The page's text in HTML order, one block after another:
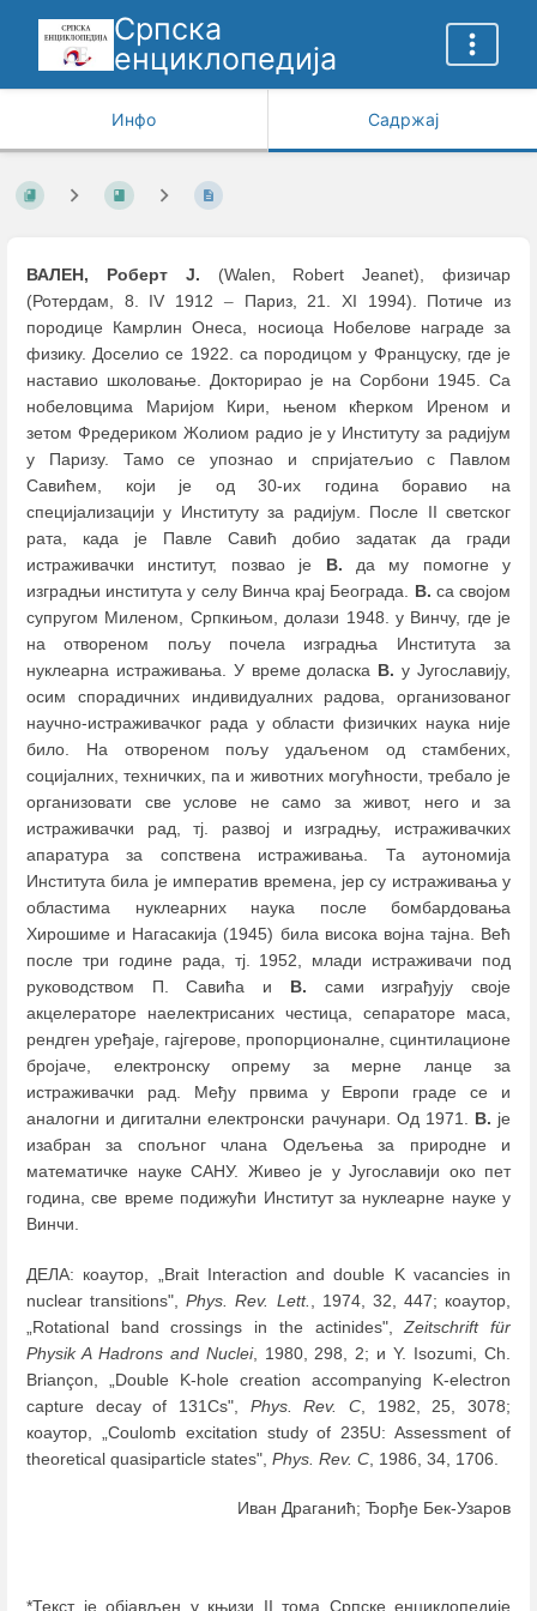
Српска
енциклопедија
Инфо Садржај
ВАЛЕН, Роберт Ј. (Walen, Robert Jеanet), физичар
(Ротердам, 8. IV 1912 –Париз, 21. XI 1994). Потиче из
породице Камрлин Онеса, носиоца Нобелове награде за
физику. Доселио се 1922. са породицом у Фрaнцуску, где је
наставио школовање. Докторирао је на Сорбони 1945. Са
нобеловцима Маријом Кири, њеном кћерком Иреном и
зетом Фредериком Жолиом радио је у Институту за радијум
у Паризу. Тамо се упознао и спријатељио с Павлом
Савићем, који је од 30-их година боравио на
специјализацији у Институту за радијум. После II светског
рата, када је Павле Савић добио задатак да гради
истраживачки институт, позвао је В. да му помогне у
изградњи института у селу Винча крај Београда. В. са својом
супругом Миленом, Српкињом, долази 1948. у Винчу, где је
на отвореном пољу почела изградња Института за
нуклеарна истраживања. У време доласка В. у Југославију,
осим спорадичних индивидуалних радова, организованог
научно-истраживачког рада у области физичких наука није
било. На отвореном пољу удаљеном од стамбених,
социјалних, техничких, па и животних могућности, требало је
организовати све услове не само за живот, него и за
истраживачки рад, тј. развој и изградњу, истраживачких
апаратура за сопствена истраживања. Та аутономија
Института била је императив времена, јер су истраживања у
областима нуклеарних наука после бомбардовања
Хирошиме и Нагасакиja (1945) била висока војна тајна. Већ
после три године рада, тј. 1952, млади истраживачи под
руководством П. Савића и В. сами изграђују своје
акцелераторе наелектрисаних честица, сепараторе маса,
рендген уређаје, гајгерове, пропорционалне, сцинтилационе
бројаче, електронску опрему за мерне ланце за
истраживачки рад. Међу првима у Европи граде се и
аналогни и дигитални електронски рачунари. Од 1971. В. је
изабран за спољног члана Одељења за природне и
математичке науке САНУ. Живео је у Југославији око пет
година, све време подижући Институт за нуклеарне науке у
Винчи.
ДЕЛА: коаутор, „Brait Interaction and double K vacancies in
nuclear transitions",Phys. Rev. Lett.
, 1974, 32, 447; коаутор,
„Rotational band crossings in the actinides",Zeitschrift für
Physik A Hadrons and Nuclei, 1980, 298, 2; и Y. Isozumi, Ch.
Briançon, „Double K-hole creation accompanying K-electron
capture decay of 131Cs", Phys. Rev. C , 1982, 25, 3078;
коаутор, „Coulomb excitation study of 235U: Assessment of
theoretical quasiparticle states", Phys. Rev. C , 1986, 34, 1706.
Иван Драганић; Ђорђе Бек-Узаров
*Текст је објављен у књизи II тома Српске енциклопедије